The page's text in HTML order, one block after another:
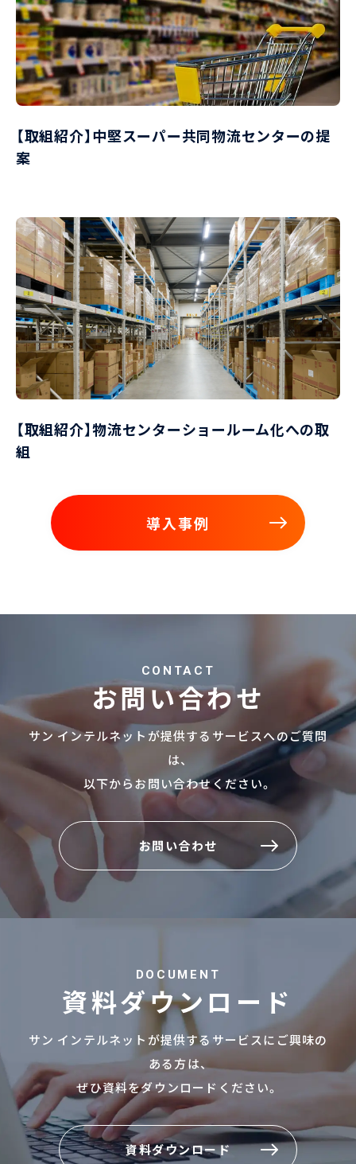
【取組紹介】中堅スーパー共同物流センターの提
案
【取組紹介】物流センターショールーム化への取
組
導入事例
CONTACT
お問い合わせ
サン インテルネットが提供するサービスへのご質問
は、
以下からお問い合わせください。
お問い合わせ
お問い合わせ
DOCUMENT
資料ダウンロード
サン インテルネットが提供するサービスにご興味の
ある方は、
ぜひ資料をダウンロードください。
資料ダウンロード